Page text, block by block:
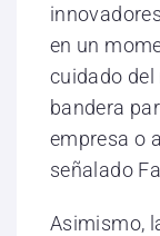
en un
cuidado del
bandera
empresa o
señalado
Asimismo,